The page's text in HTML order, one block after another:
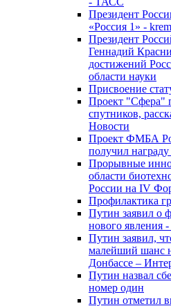
Президент
«Россия 1» -
Президент
Геннадий
достижений
области науки
Присвоение
Проект "Сфера"
спутников,
Новости
Проект ФМБА
получил
Прорывные
области
России на IV
Профилактика
Путин заявил о
нового явления
Путин заявил,
малейший шанс
Донбассе –
Путин назвал
номер один
Путин отметил